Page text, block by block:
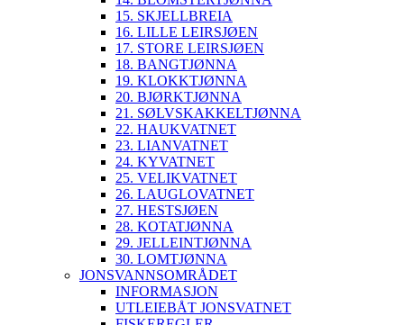
15. SKJELLBREIA
16. LILLE LEIRSJØEN
17. STORE LEIRSJØEN
18. BANGTJØNNA
19. KLOKKTJØNNA
20. BJØRKTJØNNA
21. SØLVSKAKKELTJØNNA
22. HAUKVATNET
23. LIANVATNET
24. KYVATNET
25. VELIKVATNET
26. LAUGLOVATNET
27. HESTSJØEN
28. KOTATJØNNA
29. JELLEINTJØNNA
30. LOMTJØNNA
JONSVANNSOMRÅDET
INFORMASJON
UTLEIEBÅT JONSVATNET